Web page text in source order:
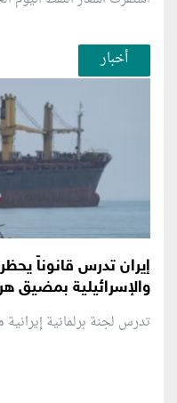
أخبار
إيران تدرس قانوناً
والإسرائيلية بمضيق
تدرس لجنة برلمانية